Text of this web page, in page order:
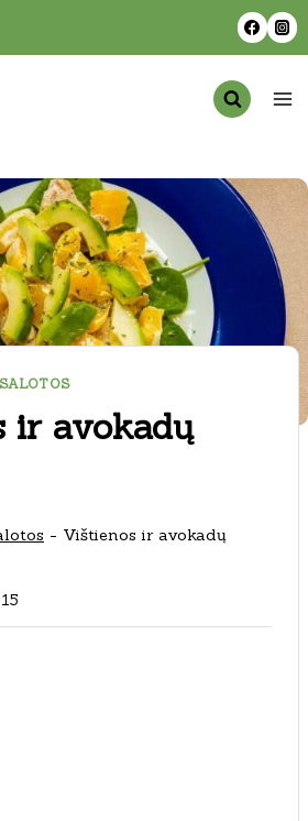
SALOTOS
ir avokadų
- Vištienos ir avokadų